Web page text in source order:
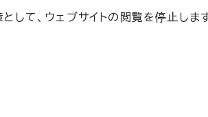
て、ウェブサイトの閲覧を停止しま